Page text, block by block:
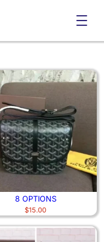
8 OPTIONS
$15.00